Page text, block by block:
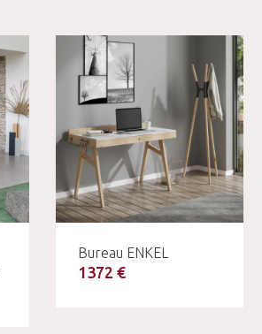
Bureau ENKEL
1372 €